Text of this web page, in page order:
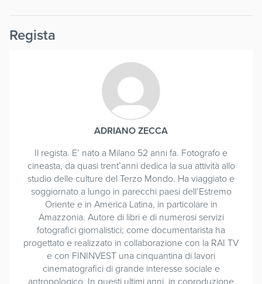
Regista
ADRIANO ZECCA
Il regista. E’ nato a Milano 52 anni fa. Fotografo e
cineasta, da quasi trent’anni dedica la sua attività allo
studio delle culture del Terzo Mondo. Ha viaggiato e
soggiornato a lungo in parecchi paesi dell’Estremo
Oriente e in America Latina, in particolare in
Amazzonia. Autore di libri e di numerosi servizi
fotografici giornalistici; come documentarista ha
progettato e realizzato in collaborazione con la RAI TV
e con FININVEST una cinquantina di lavori
cinematografici di grande interesse sociale e
antropologico. In questi ultimi anni, in coproduzione